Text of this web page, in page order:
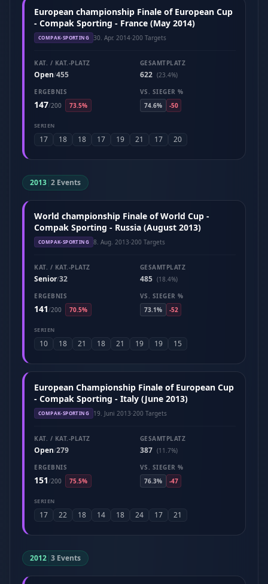
European championship Finale of European Cup
- Compak Sporting - France (May 2014)
COMPAK-SPORTING 30. Apr. 2014·200 Targets
KAT. / KAT.-PLATZ
Open/455
GESAMTPLATZ
622 (23.4%)
ERGEBNIS
147/200 73.5%
VS. SIEGER %
74.6%
-50
SERIEN
17 18 18 17 19 21 17 20
2013|2 Events
World championship Finale of World Cup -
Compak Sporting - Russia (August 2013)
COMPAK-SPORTING 8. Aug. 2013·200 Targets
KAT. / KAT.-PLATZ
Senior/32
GESAMTPLATZ
485 (18.4%)
ERGEBNIS
141/200 70.5%
VS. SIEGER %
73.1%
-52
SERIEN
10 18 21 18 21 19 19 15
European Championship Finale of European Cup
- Compak Sporting - Italy (June 2013)
COMPAK-SPORTING 19. Juni 2013·200 Targets
KAT. / KAT.-PLATZ
Open/279
GESAMTPLATZ
387 (11.7%)
ERGEBNIS
151/200 75.5%
VS. SIEGER %
76.3%
-47
SERIEN
17 22 18 14 18 24 17 21
2012|3 Events